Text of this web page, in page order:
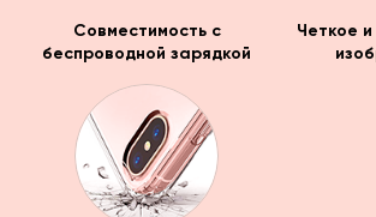
Совместимость с
беспроводной зарядкой
Четкое